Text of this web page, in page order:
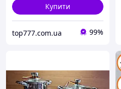
Купити
top777.com.ua 99%